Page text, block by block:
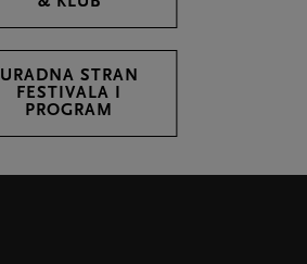
URADNA STRAN
FESTIVALA I
PROGRAM